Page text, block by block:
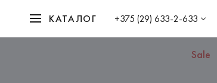
КАТАЛОГ +375 (29) 633-2-633
Sale